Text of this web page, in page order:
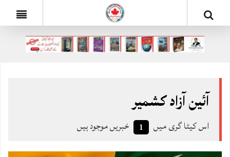
آئین آزاد کشمیر
اس کیٹا گری میں 1 خبریں موجود ہیں